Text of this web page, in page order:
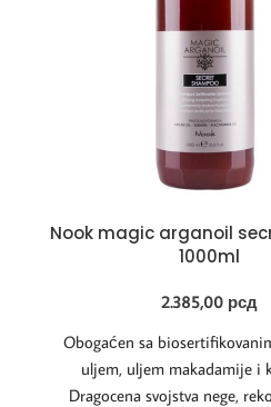
Nook magic arganoil
1000ml
2.385,00 рсд
Obogaćen sa
uljem, uljem makadamije i
Dragocena svojstva nege,